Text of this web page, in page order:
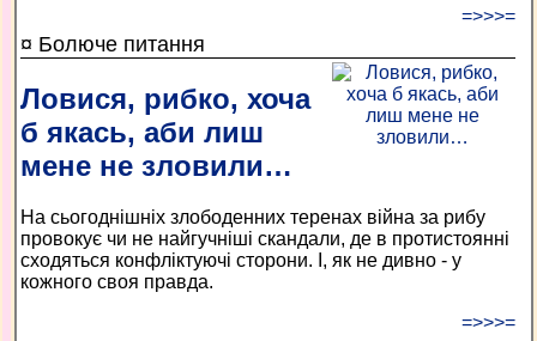
=>>>=
¤ Болюче питання
Ловися, рибко, хоча
б якась, аби лиш
мене не зловили…
На сьогоднішніх злободенних теренах війна за рибу
провокує чи не найгучніші скандали, де в протистоянні
сходяться конфліктуючі сторони. І, як не дивно - у
кожного своя правда.
=>>>=